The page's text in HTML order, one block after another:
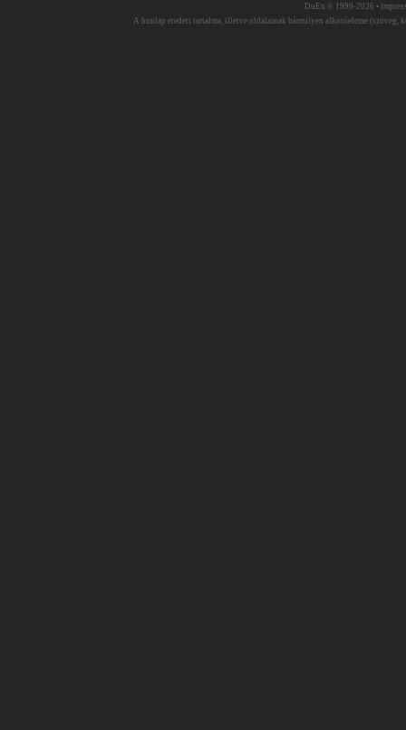
DuEn © 1999-2026 •
A honlap eredeti tartalma, illetve oldalainak bármilyen alkotóeleme (szöveg,